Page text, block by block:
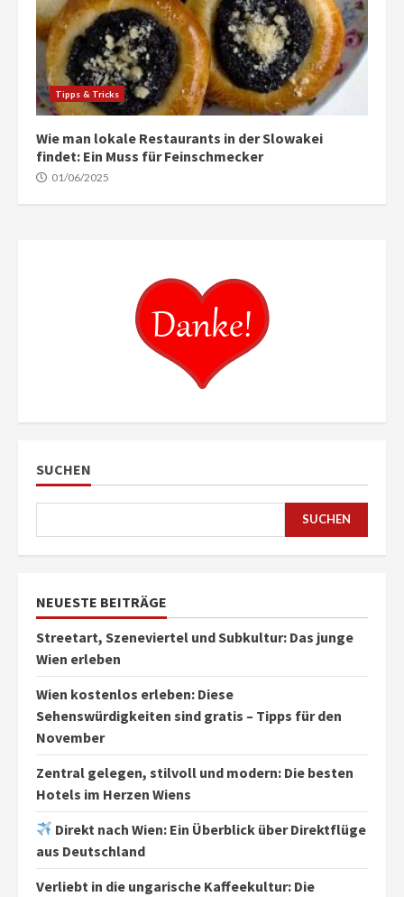
Tipps & Tricks
Wie man lokale Restaurants in der Slowakei
findet: Ein Muss für Feinschmecker
01/06/2025
SUCHEN
SUCHEN
NEUESTE BEITRÄGE
Streetart, Szeneviertel und Subkultur: Das junge
Wien erleben
Wien kostenlos erleben: Diese
Sehenswürdigkeiten sind gratis – Tipps für den
November
Zentral gelegen, stilvoll und modern: Die besten
Hotels im Herzen Wiens
Direkt nach Wien: Ein Überblick über Direktflüge
aus Deutschland
Verliebt in die ungarische Kaffeekultur: Die